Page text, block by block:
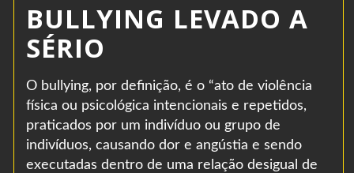
BULLYING LEVADO A
SÉRIO
O bullying, por definição, é o “ato de violência
física ou psicológica intencionais e repetidos,
praticados por um indivíduo ou grupo de
indivíduos, causando dor e angústia e sendo
executadas dentro de uma relação desigual de